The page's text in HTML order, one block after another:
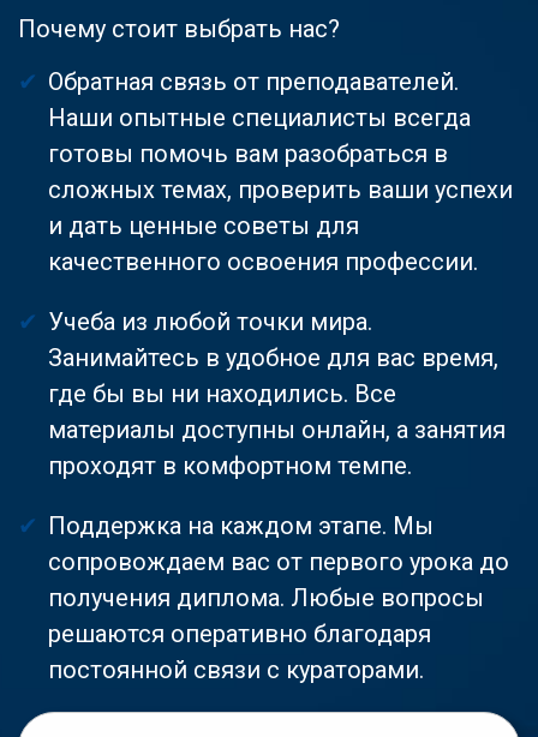
Почему стоит выбрать нас?
Обратная связь от преподавателей.
Наши опытные специалисты всегда
готовы помочь вам разобраться в
сложных темах, проверить ваши успехи
и дать ценные советы для
качественного освоения профессии.
Учеба из любой точки мира.
Занимайтесь в удобное для вас время,
где бы вы ни находились. Все
материалы доступны онлайн, а занятия
проходят в комфортном темпе.
Поддержка на каждом этапе. Мы
сопровождаем вас от первого урока до
получения диплома. Любые вопросы
решаются оперативно благодаря
постоянной связи с кураторами.